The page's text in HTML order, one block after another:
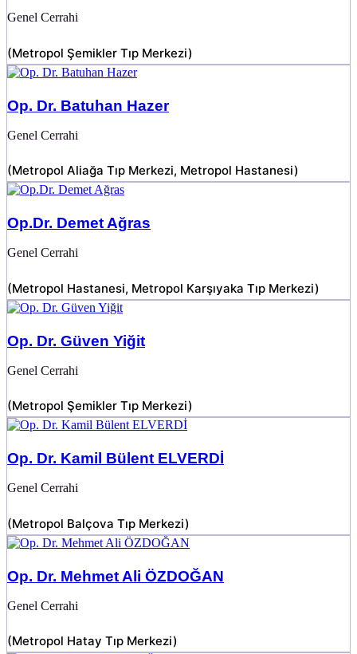
Genel Cerrahi
(Metropol Şemikler Tıp Merkezi)
Op. Dr. Batuhan Hazer
Genel Cerrahi
(Metropol Aliağa Tıp Merkezi, Metropol Hastanesi)
Op.Dr. Demet Ağras
Genel Cerrahi
(Metropol Hastanesi, Metropol Karşıyaka Tıp Merkezi)
Op. Dr. Güven Yiğit
Genel Cerrahi
(Metropol Şemikler Tıp Merkezi)
Op. Dr. Kamil Bülent ELVERDİ
Genel Cerrahi
(Metropol Balçova Tıp Merkezi)
Op. Dr. Mehmet Ali ÖZDOĞAN
Genel Cerrahi
(Metropol Hatay Tıp Merkezi)